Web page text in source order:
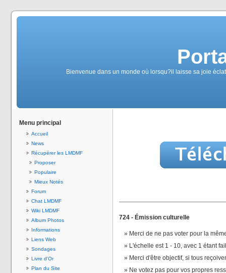
Bienvenue dans un monde où lorsqu?il laisse sa joie
Menu principal
Accueil
News
Récupérer les LMDMF
Proposer
Populaire
Mieux Notés
Forum
Chat LMDMF
Wiki LMDMF
Album Photos
Informations
Liens Web
Sondages
Livre d'Or
Plan du Site
724 - Émission culturelle
Merci de ne pas voter pour la
L'échelle est 1 - 10, avec 1 étant
Merci d'être objectif, si tous
Ne votez pas pour vos propres